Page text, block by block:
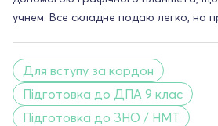
учнем. Все складне подаю легко, на
Для вступу за кордон
Підготовка до ДПА 9 клас
Підготовка до ЗНО / НМТ